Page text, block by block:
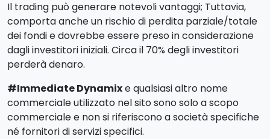
Il trading può generare notevoli vantaggi; Tuttavia,
comporta anche un rischio di perdita parziale/totale
dei fondi e dovrebbe essere preso in considerazione
dagli investitori iniziali. Circa il 70% degli investitori
perderà denaro.
#Immediate Dynamixe qualsiasi altro nome
commerciale utilizzato nel sito sono solo a scopo
commerciale e non si riferiscono a società specifiche
né fornitori di servizi specifici.